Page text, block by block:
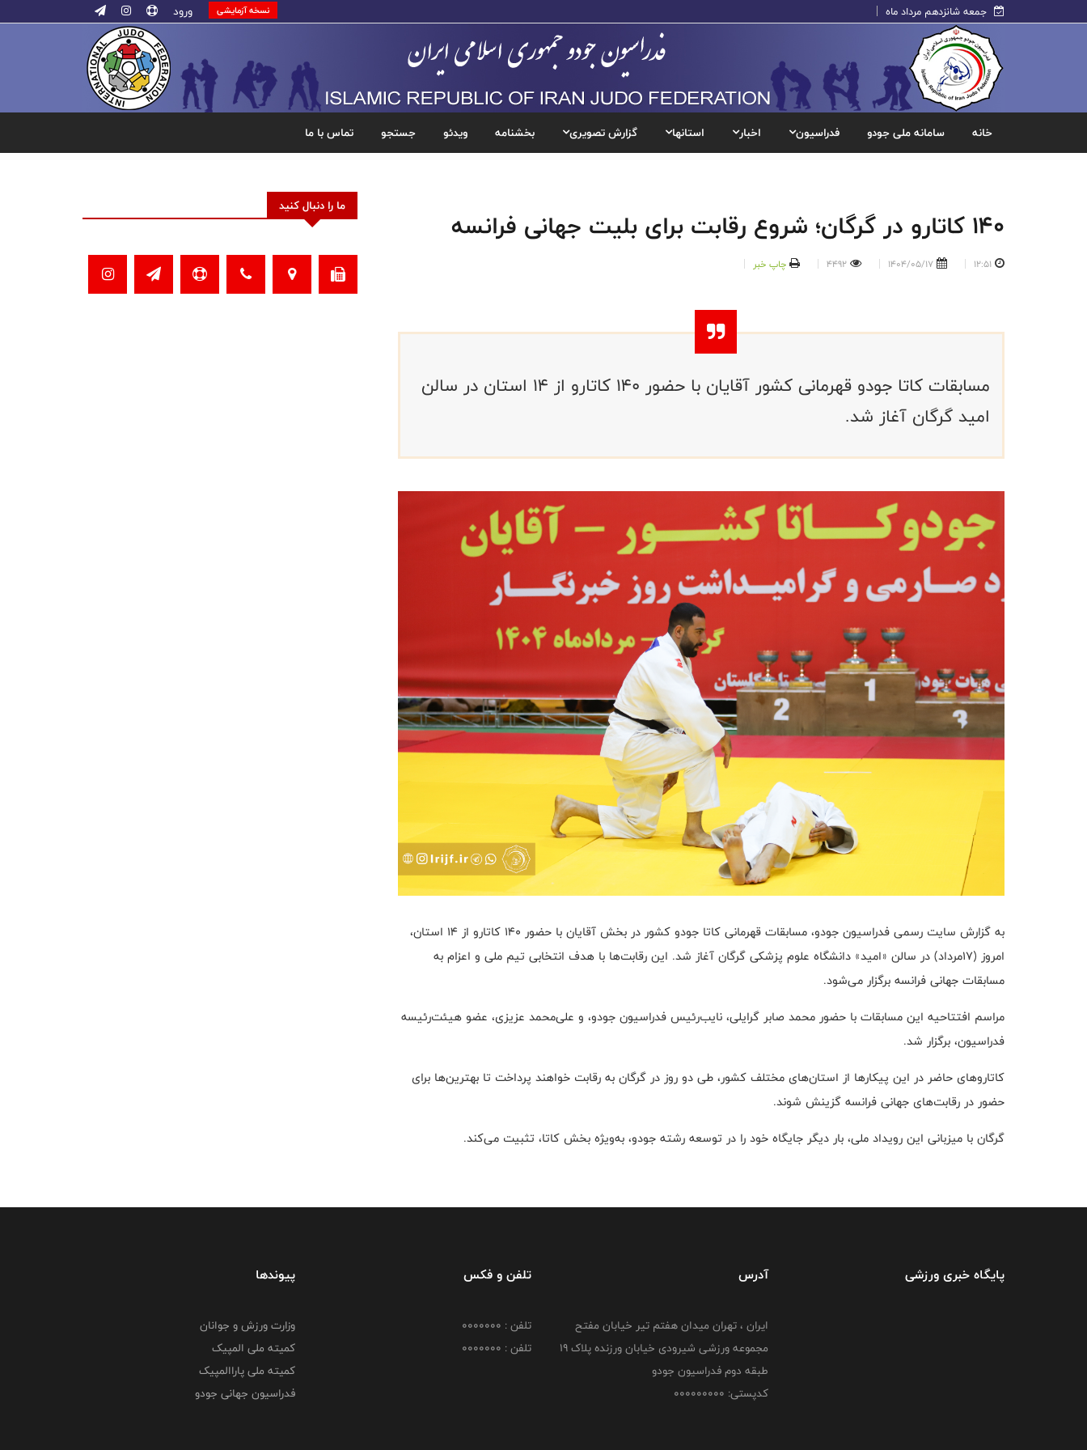
جمعه شانزدهم مرداد ماه نسخه آزمایشی ورود
خانه سامانه ملی جودو فدراسیون اخبار استانها گزارش تصویری بخشنامه ویدئو جستجو تماس با ما
۱۴۰ کاتارو در گرگان؛ شروع رقابت برای بلیت جهانی فرانسه
12:51
1404/05/17
4492 چاپ خبر
مسابقات کاتا جودو قهرمانی کشور آقایان با حضور ۱۴۰ کاتارو از ۱۴ استان در سالن
امید گرگان آغاز شد.
به گزارش سایت رسمی فدراسیون جودو، مسابقات قهرمانی کاتا جودو کشور در بخش آقایان با حضور ۱۴۰ کاتارو از ۱۴ استان،
امروز (۱۷مرداد) در سالن «امید» دانشگاه علوم پزشکی گرگان آغاز شد. این رقابت‌ها با هدف انتخابی تیم ملی و اعزام به
مسابقات جهانی فرانسه برگزار می‌شود.
مراسم افتتاحیه این مسابقات با حضور محمد صابر گرایلی، نایب‌رئیس فدراسیون جودو، و علی‌محمد عزیزی، عضو هیئت‌رئیسه
فدراسیون، برگزار شد.
کاتاروهای حاضر در این پیکارها از استان‌های مختلف کشور، طی دو روز در گرگان به رقابت خواهند پرداخت تا بهترین‌ها برای
حضور در رقابت‌های جهانی فرانسه گزینش شوند.
گرگان با میزبانی این رویداد ملی، بار دیگر جایگاه خود را در توسعه رشته جودو، به‌ویژه بخش کاتا، تثبیت می‌کند.
ما را دنبال کنید
پایگاه خبری ورزشی آدرس
ایران ، تهران میدان هفتم تیر خیابان مفتح
مجموعه ورزشی شیرودی خیابان ورزنده پلاک ۱۹
طبقه دوم فدراسیون جودو
کدپستی: 000000000
تلفن و فکس
تلفن : 0000000
تلفن : 0000000
پیوندها
وزارت ورزش و جوانان
کمیته ملی المپیک
کمیته ملی پاراالمپیک
فدراسیون جهانی جودو